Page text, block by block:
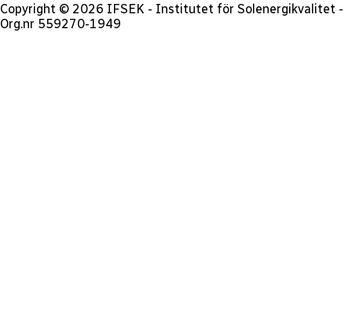
Copyright © 2026 IFSEK - Institutet för Solenergikvalitet -
Org.nr 559270-1949